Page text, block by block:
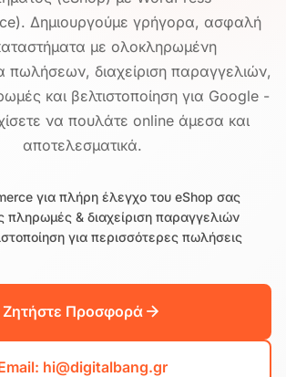
Δημιουργούμε γρήγορα, ασφαλή
με ολοκληρωμένη
πωλήσεων, διαχείριση παραγγελιών,
και βελτιστοποίηση για Google -
να πουλάτε online άμεσα και
αποτελεσματικά.
για πλήρη έλεγχο του eShop σας
πληρωμές & διαχείριση παραγγελιών
για περισσότερες πωλήσεις
Ζητήστε Προσφορά
hi@digitalbang.gr